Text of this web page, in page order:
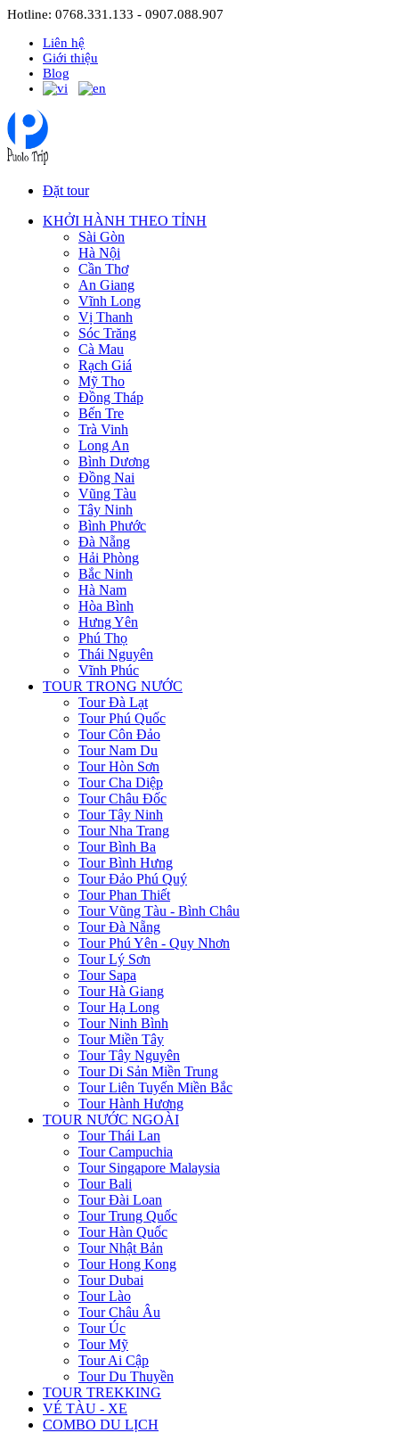
Hotline: 0768.331.133 - 0907.088.907
Liên hệ
Giới thiệu
Blog
Đặt tour
KHỞI HÀNH THEO TỈNH
Sài Gòn
Hà Nội
Cần Thơ
An Giang
Vĩnh Long
Vị Thanh
Sóc Trăng
Cà Mau
Rạch Giá
Mỹ Tho
Đồng Tháp
Bến Tre
Trà Vinh
Long An
Bình Dương
Đồng Nai
Vũng Tàu
Tây Ninh
Bình Phước
Đà Nẵng
Hải Phòng
Bắc Ninh
Hà Nam
Hòa Bình
Hưng Yên
Phú Thọ
Thái Nguyên
Vĩnh Phúc
TOUR TRONG NƯỚC
Tour Đà Lạt
Tour Phú Quốc
Tour Côn Đảo
Tour Nam Du
Tour Hòn Sơn
Tour Cha Diệp
Tour Châu Đốc
Tour Tây Ninh
Tour Nha Trang
Tour Bình Ba
Tour Bình Hưng
Tour Đảo Phú Quý
Tour Phan Thiết
Tour Vũng Tàu - Bình Châu
Tour Đà Nẵng
Tour Phú Yên - Quy Nhơn
Tour Lý Sơn
Tour Sapa
Tour Hà Giang
Tour Hạ Long
Tour Ninh Bình
Tour Miền Tây
Tour Tây Nguyên
Tour Di Sản Miền Trung
Tour Liên Tuyến Miền Bắc
Tour Hành Hương
TOUR NƯỚC NGOÀI
Tour Thái Lan
Tour Campuchia
Tour Singapore Malaysia
Tour Bali
Tour Đài Loan
Tour Trung Quốc
Tour Hàn Quốc
Tour Nhật Bản
Tour Hong Kong
Tour Dubai
Tour Lào
Tour Châu Âu
Tour Úc
Tour Mỹ
Tour Ai Cập
Tour Du Thuyền
TOUR TREKKING
VÉ TÀU - XE
COMBO DU LỊCH